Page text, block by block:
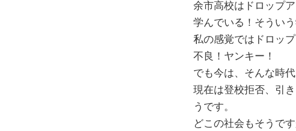
余市高校はドロップ
学んでいる！そうい
私の感覚ではドロップ
不良！ヤンキー！
でも今は、そんな時
現在は登校拒否、引
うです。
どこの社会もそうで